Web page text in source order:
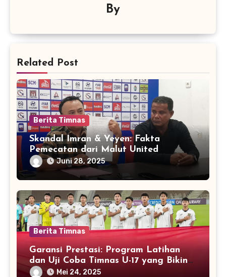
By
Related Post
Berita Timnas
Skandal Imran & Yeyen: Fakta
Pemecatan dari Malut United
Juni 28, 2025
Berita Timnas
Garansi Prestasi: Program Latihan
dan Uji Coba Timnas U-17 yang Bikin
Dunia Melirik
Mei 24, 2025